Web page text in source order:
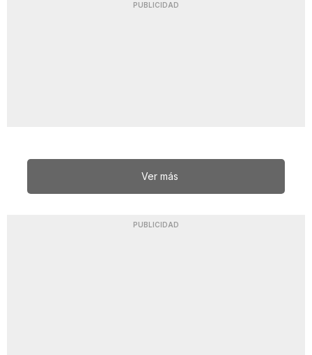
PUBLICIDAD
Ver más
PUBLICIDAD